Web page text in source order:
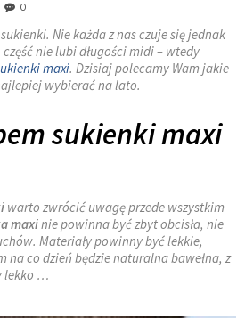
0
Nie każda z nas czuje się jednak
nie lubi długości midi – wtedy
maxi. Dzisiaj polecamy Wam jakie
wybierać na lato.
sukienki maxi
warto zwrócić uwagę przede wszystkim
maxinie powinna być zbyt obcisła, nie
Materiały powinny być lekkie,
na co dzień będzie naturalna bawełna, z
lekko …